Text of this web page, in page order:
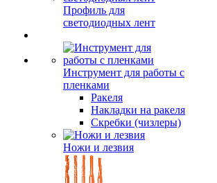
Профиль для
светодиодных лент
Инструмент для работы с
пленками
Ракеля
Накладки на ракеля
Скребки (чизлеры)
Ножи и лезвия